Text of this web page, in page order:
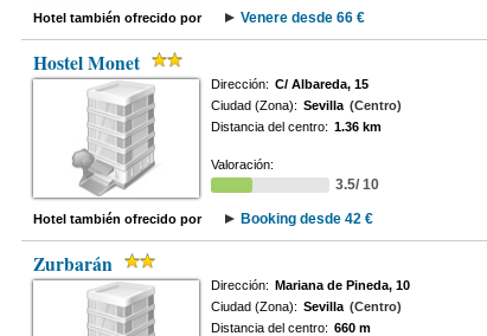
Hotel también ofrecido por Venere desde 66 €
Hostel Monet
Dirección: C/ Albareda, 15
Ciudad (Zona): Sevilla (Centro)
Distancia del centro: 1.36 km
Valoración:
3.5/ 10
Hotel también ofrecido por Booking desde 42 €
Zurbarán
Dirección: Mariana de Pineda, 10
Ciudad (Zona): Sevilla (Centro)
Distancia del centro: 660 m